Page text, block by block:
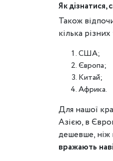
Як дізнатися,
Також
кілька
США;
Європа;
Китай;
Африка.
Для нашої
Азією, в
дешевше, ніж
вражають